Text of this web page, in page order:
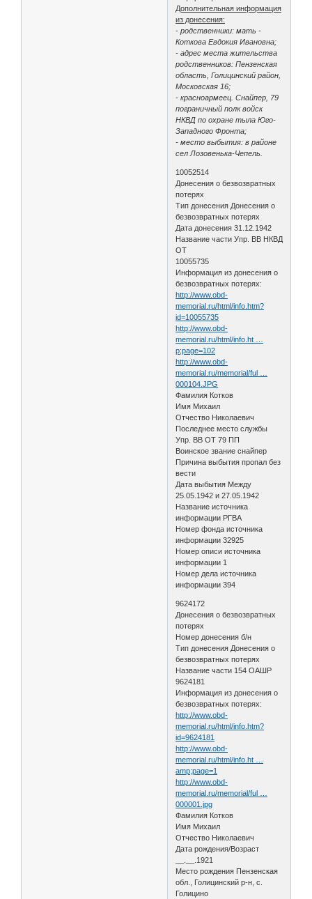
Дополнительная информация
из донесения:
- родственники: мать -
Коткова Евдокия Ивановна;
- адрес места жительства
родственников: Пензенская
область, Голицинский район,
Московская 16;
- красноармеец. Снайпер, 79
пограничный полк войск
НКВД по охране тыла Юго-
Западного Фронта;
- место выбытия: в районе
сел Лозовенька-Чепель.
10052514
Донесения о безвозвратных
потерях
Тип донесения Донесения о
безвозвратных потерях
Дата донесения 31.12.1942
Название части Упр. ВВ НКВД
ОТ
10055735
Информация из донесения о
безвозвратных потерях:
http://www.obd-
memorial.ru/html/info.htm?
id=10055735
http://www.obd-
memorial.ru/html/info.ht …
p;page=102
http://www.obd-
memorial.ru/memorial/ful …
000104.JPG
Фамилия Котков
Имя Михаил
Отчество Николаевич
Последнее место службы
Упр. ВВ ОТ 79 ПП
Воинское звание снайпер
Причина выбытия пропал без
вести
Дата выбытия Между
25.05.1942 и 27.05.1942
Название источника
информации РГВА
Номер фонда источника
информации 32925
Номер описи источника
информации 1
Номер дела источника
информации 394
9624172
Донесения о безвозвратных
потерях
Номер донесения б/н
Тип донесения Донесения о
безвозвратных потерях
Название части 154 ОАШР
9624181
Информация из донесения о
безвозвратных потерях:
http://www.obd-
memorial.ru/html/info.htm?
id=9624181
http://www.obd-
memorial.ru/html/info.ht …
amp;page=1
http://www.obd-
memorial.ru/memorial/ful …
000001.jpg
Фамилия Котков
Имя Михаил
Отчество Николаевич
Дата рождения/Возраст
__.__.1921
Место рождения Пензенская
обл., Голицинский р-н, с.
Голицино